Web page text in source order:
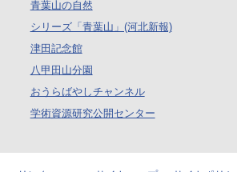
青葉山の自然
シリーズ「青葉山」(河北新報)
津田記念館
八甲田山分園
おうらばやしチャンネル
学術資源研究公開センター